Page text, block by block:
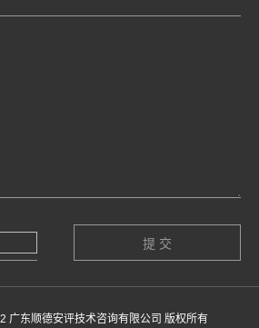
广东顺德安评技术咨询有限公司 版权所有